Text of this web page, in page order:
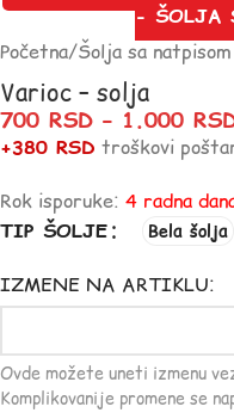
- ŠOLJA
Početna/Šolja sa natpisom
Varioc – solja
700 RSD – 1.000
+380 RSD troškovi
Rok isporuke: 4 radna
TIP ŠOLJE
Bela šolja
IZMENE NA ARTIKLU:
Ovde možete uneti izmenu
Komplikovanije promene se